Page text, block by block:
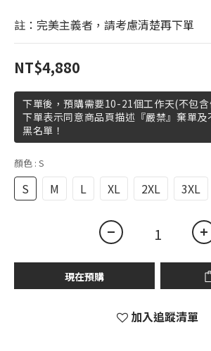
註：完美主義者，請考慮清楚再下單
NT$4,880
下單後，預購需要10-21個工作天(不包含
下單表示同意商品頁描述『嚴禁』棄單
黑名單！
顏色 : S
S M L XL 2XL 3XL
現在預購
加入追蹤清單